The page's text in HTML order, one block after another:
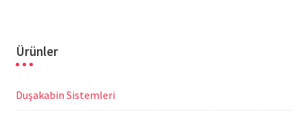
Ürünler
Duşakabin Sistemleri